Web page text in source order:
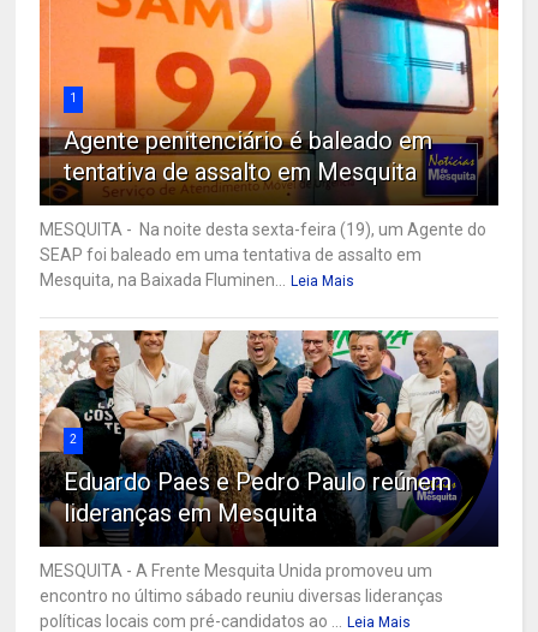
1
Agente penitenciário é baleado em
tentativa de assalto em Mesquita
MESQUITA - Na noite desta sexta-feira (19), um Agente do
SEAP foi baleado em uma tentativa de assalto em
Mesquita, na Baixada Fluminen...
Leia Mais
2
Eduardo Paes e Pedro Paulo reúnem
lideranças em Mesquita
MESQUITA - A Frente Mesquita Unida promoveu um
encontro no último sábado reuniu diversas lideranças
políticas locais com pré-candidatos ao ...
Leia Mais